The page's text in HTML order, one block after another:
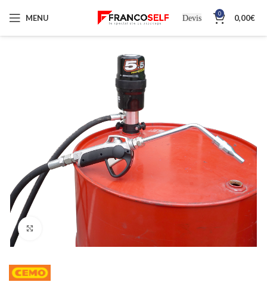
MENU Devis 0 0,00€
Cliquez pour agrandir